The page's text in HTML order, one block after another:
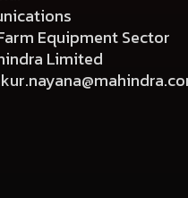
Equipment
Limited